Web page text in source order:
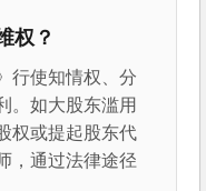
权？
行使知情权、分
。如大股东滥用
权或提起股东代
，通过法律途径